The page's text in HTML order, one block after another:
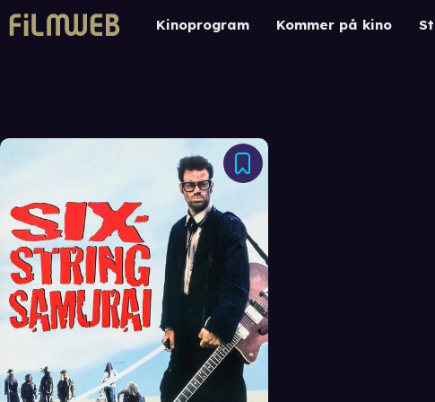
Kinoprogram Kommer på kino